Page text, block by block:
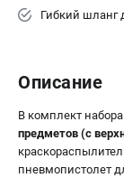
Гибкий шланг
Описание
В комплект
предметов (с
пневмопистолет